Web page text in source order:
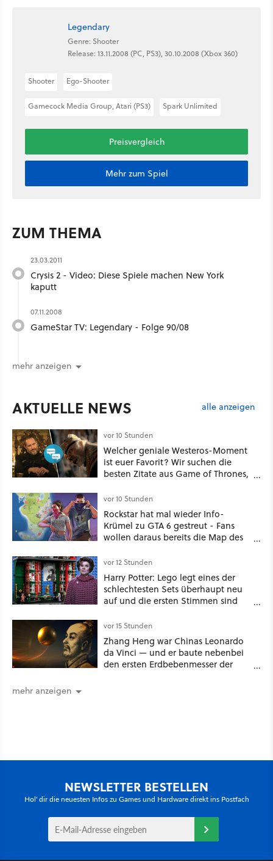
Legendary
Genre: Shooter
Release: 13.11.2008 (PC, PS3), 30.10.2008 (Xbox 360)
Shooter Ego-Shooter
Gamecock Media Group, Atari (PS3) Spark Unlimited
Preisvergleich
Mehr zum Spiel
ZUM THEMA
23.03.2011
Crysis 2 - Video: Diese Spiele machen New York
kaputt
07.11.2008
GameStar TV: Legendary - Folge 90/08
mehr anzeigen
AKTUELLE NEWS alle anzeigen
vor 10 Stunden
Welcher geniale Westeros-Moment
ist euer Favorit? Wir suchen die
besten Zitate aus Game of Thrones,
the Seven Kingdoms
vor 10 Stunden
Rockstar hat mal wieder Info-
Krümel zu GTA 6 gestreut - Fans
wollen daraus bereits die Map des
ablesen können
vor 12 Stunden
Harry Potter: Lego legt eines der
schlechtesten Sets überhaupt neu
auf und die ersten Stimmen sind
vor 15 Stunden
Zhang Heng war Chinas Leonardo
da Vinci — und er baute nebenbei
den ersten Erdbebenmesser der
mehr anzeigen
NEWSLETTER BESTELLEN
Hol' dir die neuesten Infos zu Games und Hardware direkt ins Postfach